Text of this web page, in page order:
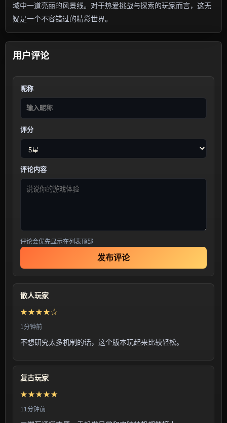
域中一道亮丽的风景线。对于热爱挑战与探索的玩家而言，这无
疑是一个不容错过的精彩世界。
用户评论
昵称
评分
评论内容
评论会优先显示在列表顶部
发布评论
散人玩家
★★★★☆
1分钟前
不想研究太多机制的话，这个版本玩起来比较轻松。
复古玩家
★★★★★
11分钟前